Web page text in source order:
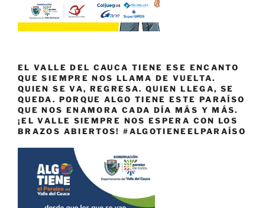
EL VALLE DEL CAUCA TIENE ESE ENCANTO
QUE SIEMPRE NOS LLAMA DE VUELTA.
QUIEN SE VA, REGRESA. QUIEN LLEGA, SE
QUEDA. PORQUE ALGO TIENE ESTE PARAÍSO
QUE NOS ENAMORA CADA DÍA MÁS Y MÁS.
¡EL VALLE SIEMPRE NOS ESPERA CON LOS
BRAZOS ABIERTOS! #ALGOTIENEELPARAÍSO